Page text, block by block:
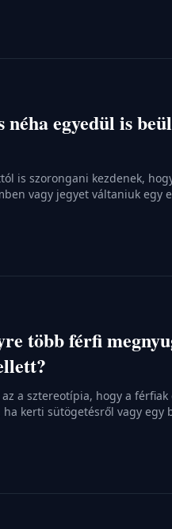
biológiai szinten is
válhatnak a fűszerek a
egyedül is
is szorongani kezdenek,
vagy jegyet váltaniuk egy
Pedig az egyedül töltött
való
több férfi
a sztereotípia, hogy a férfiak
kerti sütögetésről vagy egy
háztartásokban is. A főzés
vagy a túlélés záloga, hanem